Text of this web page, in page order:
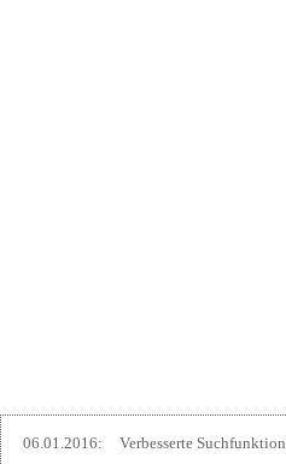
06.01.2016: Verbesserte Suchfunktion